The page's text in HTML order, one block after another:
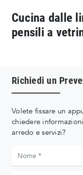
Cucina dalle
pensili a
Richiedi un
Volete fissare un
chiedere
arredo e servizi?